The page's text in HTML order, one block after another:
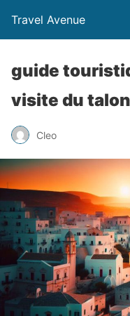
Travel Avenue
guide
visite du
Cleo